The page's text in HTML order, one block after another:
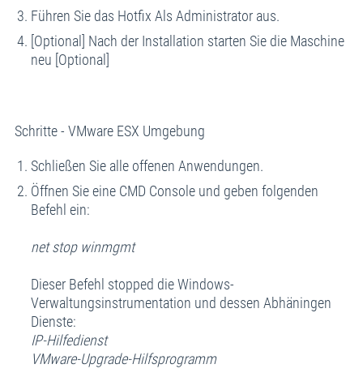
Führen Sie das Hotfix Als Administrator aus.
[Optional] Nach der Installation starten Sie die Maschine
neu [Optional]
Schritte - VMware ESX Umgebung
Schließen Sie alle offenen Anwendungen.
Öffnen Sie eine CMD Console und geben folgenden
Befehl ein:
net stop winmgmt
Dieser Befehl stopped die Windows-
Verwaltungsinstrumentation und dessen Abhäningen
Dienste:
IP-Hilfedienst
VMware-Upgrade-Hilfsprogramm